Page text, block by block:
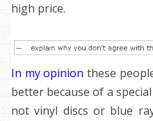
high price.
In my opinion these
better because of a
not vinyl discs or blue